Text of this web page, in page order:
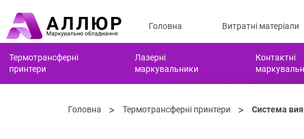
Головна Витратні матеріали
Термотрансферні
принтери
Лазерні
маркувальники
Контактні
Головна > Термотрансферні принтери > Система